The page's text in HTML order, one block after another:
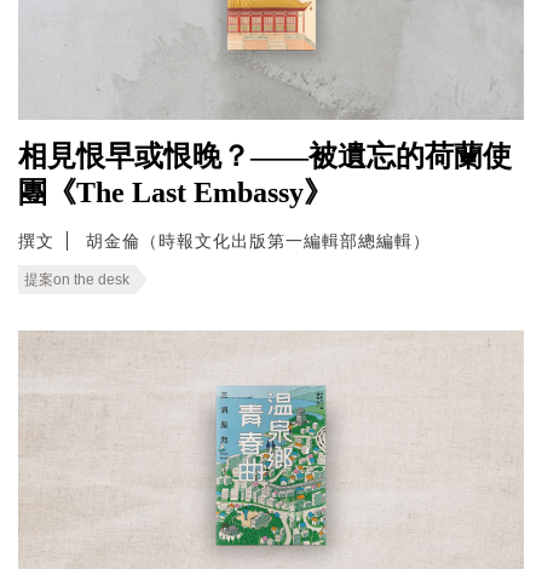
相見恨早或恨晚？——被遺忘的荷蘭使
團《The Last Embassy》
撰文 胡金倫（時報文化出版第一編輯部總編輯）
提案on the desk